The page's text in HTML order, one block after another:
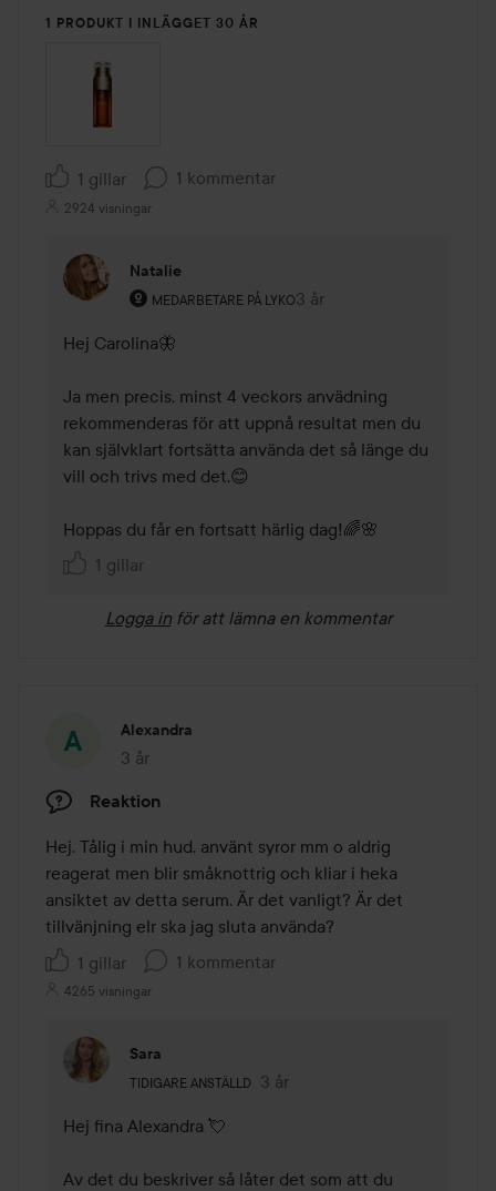
1 PRODUKT I INLÄGGET 30 ÅR
1 gillar 1 kommentar
2924 visningar
Natalie
MEDARBETARE PÅ LYKO
Användarens roll: Medarbetare på Lyko.
3 år
Kommentaren lades 3 år
Hej Carolina🦋
Ja men precis, minst 4 veckors anvädning
rekommenderas för att uppnå resultat men du
kan självklart fortsätta använda det så länge du
vill och trivs med det.😊
Hoppas du får en fortsatt härlig dag!🌈🌸
1 gillar
Logga in för att lämna en kommentar
Alexandra
3 år
Inlägget skapades 3 år
Reaktion
Hej. Tålig i min hud, använt syror mm o aldrig
reagerat men blir småknottrig och kliar i heka
ansiktet av detta serum. Är det vanligt? Är det
tillvänjning elr ska jag sluta använda?
1 gillar
1 kommentar
4265 visningar
Sara
TIDIGARE ANSTÄLLD
Användarens roll: Tidigare anställd.
3 år
Kommentaren lades 3 år
Hej fina Alexandra 💘
Av det du beskriver så låter det som att du